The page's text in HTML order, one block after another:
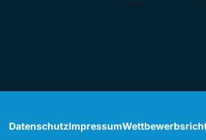
DatenschutzImpressum